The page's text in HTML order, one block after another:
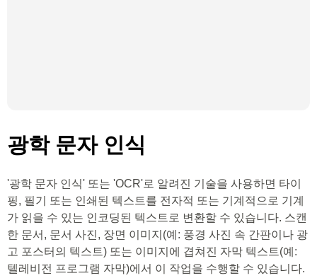
광학 문자 인식
'광학 문자 인식' 또는 'OCR'로 알려진 기술을 사용하면 타이
핑, 필기 또는 인쇄된 텍스트를 전자적 또는 기계적으로 기계
가 읽을 수 있는 인코딩된 텍스트로 변환할 수 있습니다. 스캔
한 문서, 문서 사진, 장면 이미지(예: 풍경 사진 속 간판이나 광
고 포스터의 텍스트) 또는 이미지에 겹쳐진 자막 텍스트(예:
텔레비전 프로그램 자막)에서 이 작업을 수행할 수 있습니다.